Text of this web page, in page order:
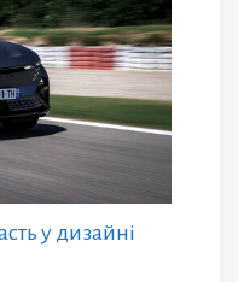
у дизайні